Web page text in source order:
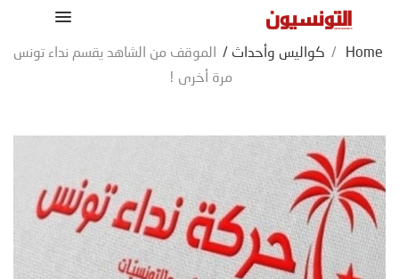
Home
/ كواليس وأحداث /
الموقف من الشاهد يقسم نداء تونس
مرة أخرى !